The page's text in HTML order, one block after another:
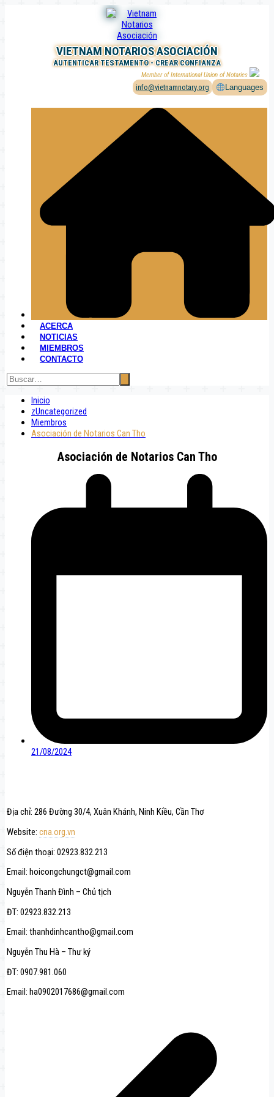
VIETNAM NOTARIOS ASOCIACIÓN
AUTENTICAR TESTAMENTO - CREAR CONFIANZA
Member of International Union of Notaries
info@vietnamnotary.org Languages
ACERCA
NOTICIAS
MIEMBROS
CONTACTO
Inicio
zUncategorized
Miembros
Asociación de Notarios Can Tho
Asociación de Notarios Can Tho
21/08/2024
Địa chỉ: 286 Đường 30/4, Xuân Khánh, Ninh Kiều, Cần Thơ
Website: cna.org.vn
Số điện thoại: 02923.832.213
Email: hoicongchungct@gmail.com
Nguyễn Thanh Đình – Chủ tịch
ĐT: 02923.832.213
Email: thanhdinhcantho@gmail.com
Nguyễn Thu Hà – Thư ký
ĐT: 0907.981.060
Email: ha0902017686@gmail.com